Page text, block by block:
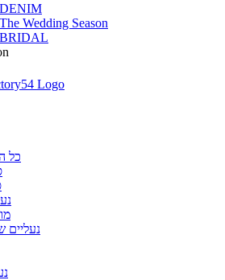
DENIM
The Wedding Season
BRIDAL
כל
נעליים